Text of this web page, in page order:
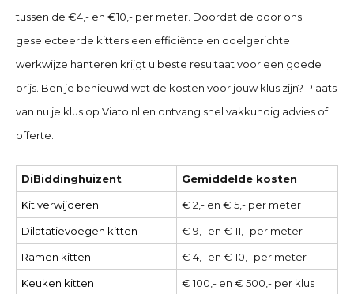
tussen de €4,- en €10,- per meter. Doordat de door ons
geselecteerde kitters een efficiënte en doelgerichte
werkwijze hanteren krijgt u beste resultaat voor een goede
prijs. Ben je benieuwd wat de kosten voor jouw klus zijn? Plaats
van nu je klus op Viato.nl en ontvang snel vakkundig advies of
offerte.
DiBiddinghuizent Gemiddelde kosten
Kit verwijderen € 2,- en € 5,- per meter
Dilatatievoegen kitten € 9,- en € 11,- per meter
Ramen kitten € 4,- en € 10,- per meter
Keuken kitten € 100,- en € 500,- per klus